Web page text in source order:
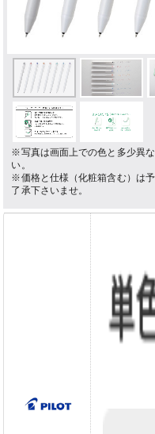
※写真は画面上での色と多少異
い。
※価格と仕様（化粧箱含む）は
了承下さいませ。